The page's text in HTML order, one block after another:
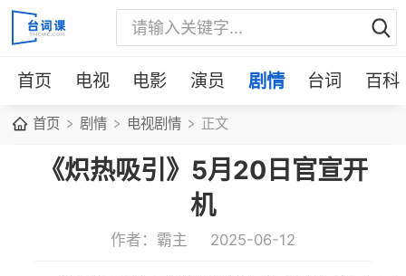
首页 电视 电影 演员 剧情 台词 百科
首页 剧情 电视剧情 正文
《炽热吸引》5月20日官宣开
机
作者：霸主 2025-06-12